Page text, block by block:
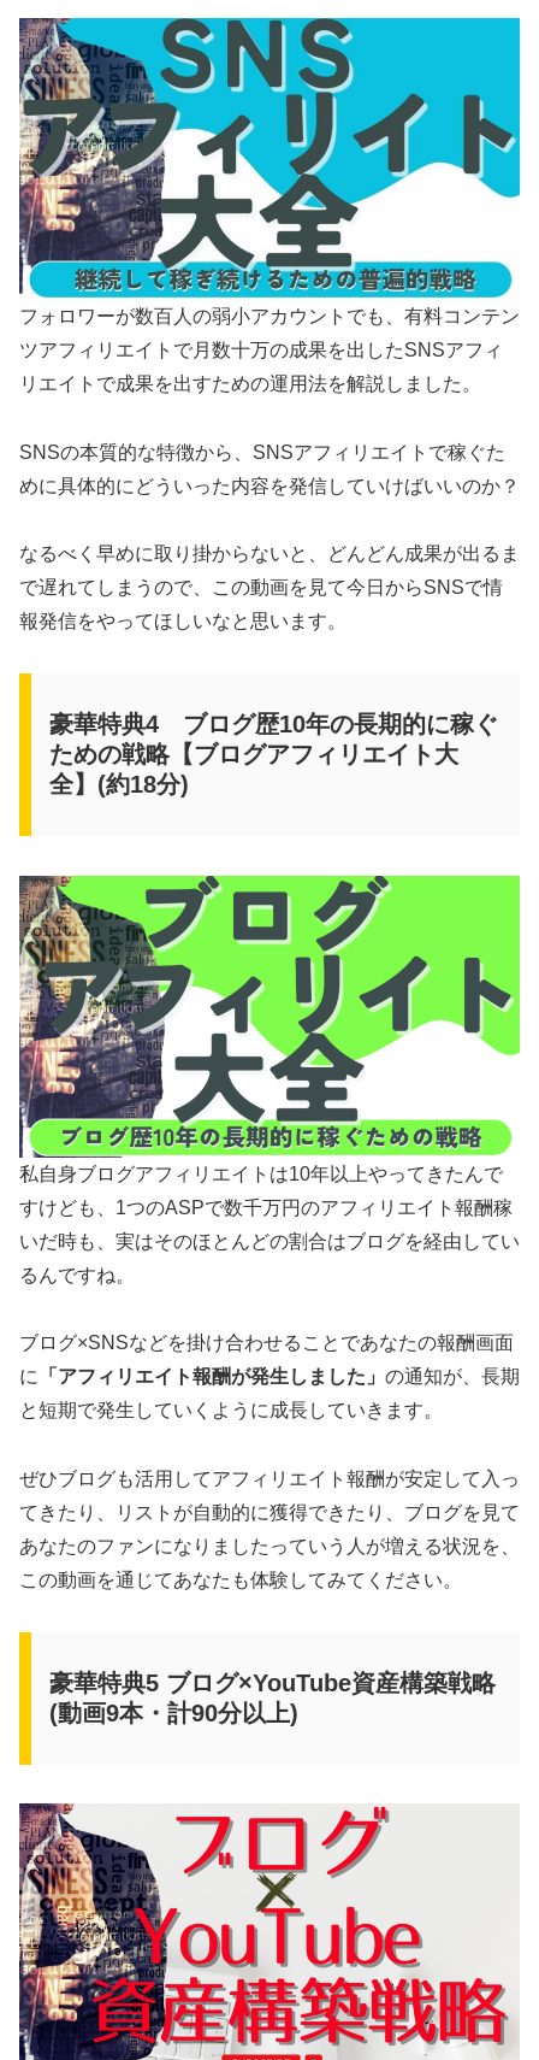
フォロワーが数百人の弱小アカウントでも、有料コンテン
ツアフィリエイトで月数十万の成果を出したSNSアフィ
リエイトで成果を出すための運用法を解説しました。
SNSの本質的な特徴から、SNSアフィリエイトで稼ぐた
めに具体的にどういった内容を発信していけばいいのか？
なるべく早めに取り掛からないと、どんどん成果が出るま
で遅れてしまうので、この動画を見て今日からSNSで情
報発信をやってほしいなと思います。
豪華特典4 ブログ歴10年の長期的に稼ぐ
ための戦略【ブログアフィリエイト大
全】(約18分)
私自身ブログアフィリエイトは10年以上やってきたんで
すけども、1つのASPで数千万円のアフィリエイト報酬稼
いだ時も、実はそのほとんどの割合はブログを経由してい
るんですね。
ブログ×SNSなどを掛け合わせることであなたの報酬画面
に
「アフィリエイト報酬が発生しました」 の通知が、長期
と短期で発生していくように成長していきます。
ぜひブログも活用してアフィリエイト報酬が安定して入っ
てきたり、リストが自動的に獲得できたり、ブログを見て
あなたのファンになりましたっていう人が増える状況を、
この動画を通じてあなたも体験してみてください。
豪華特典5 ブログ×YouTube資産構築戦略
(動画9本・計90分以上)